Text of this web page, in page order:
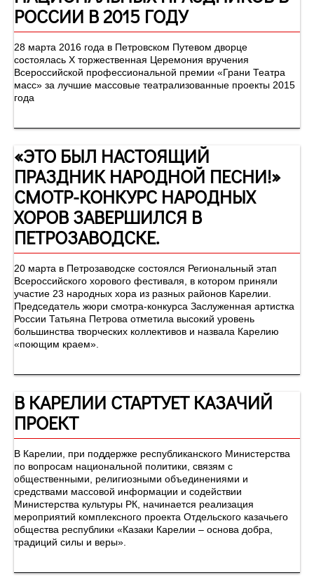
РОССИИ В 2015 ГОДУ
28 марта 2016 года в Петровском Путевом дворце
состоялась Х торжественная Церемония вручения
Всероссийской профессиональной премии «Грани Театра
масс» за лучшие массовые театрализованные проекты 2015
года
«ЭТО БЫЛ НАСТОЯЩИЙ
ПРАЗДНИК НАРОДНОЙ ПЕСНИ!»
СМОТР-КОНКУРС НАРОДНЫХ
ХОРОВ ЗАВЕРШИЛСЯ В
ПЕТРОЗАВОДСКЕ.
20 марта в Петрозаводске состоялся Региональный этап
Всероссийского хорового фестиваля, в котором приняли
участие 23 народных хора из разных районов Карелии.
Председатель жюри смотра-конкурса Заслуженная артистка
России Татьяна Петрова отметила высокий уровень
большинства творческих коллективов и назвала Карелию
«поющим краем».
В КАРЕЛИИ СТАРТУЕТ КАЗАЧИЙ
ПРОЕКТ
В Карелии, при поддержке республиканского Министерства
по вопросам национальной политики, связям с
общественными, религиозными объединениями и
средствами массовой информации и содействии
Министерства культуры РК, начинается реализация
мероприятий комплексного проекта Отдельского казачьего
общества республики «Казаки Карелии – основа добра,
традиций силы и веры».